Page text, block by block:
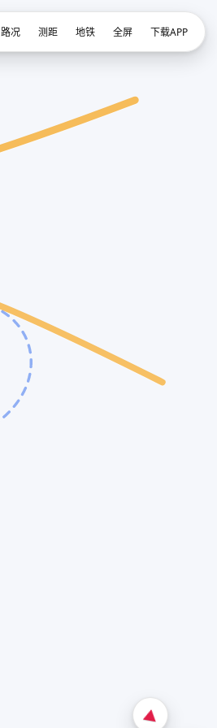
路况 测距 地铁 全屏 下载APP